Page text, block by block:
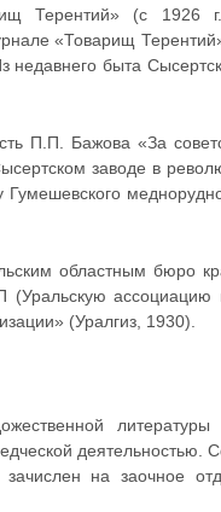
Терентий» (с 1926
«Товарищ
быта
П.П. Бажова «За
заводе в
областным бюро
ассоциацию
(Уралгиз, 1930).
литературы
деятельностью.
на заочное